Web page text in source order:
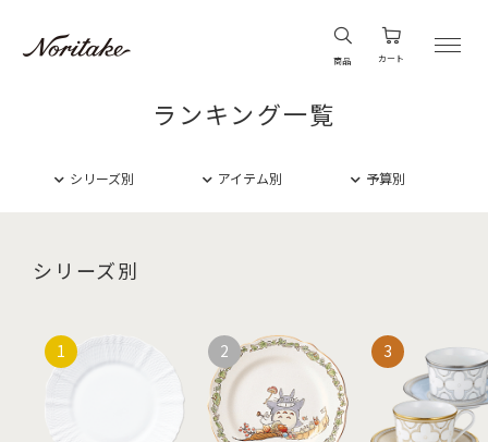
商品 カート
ランキング一覧
シリーズ別 アイテム別 予算別
シリーズ別